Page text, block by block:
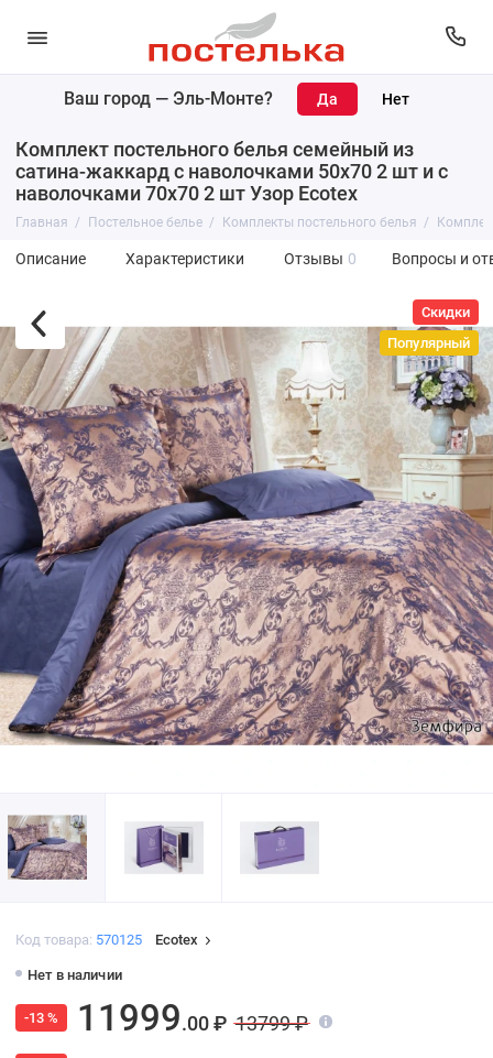
Ваш город — Эль-Монте?
Комплект постельного белья семейный из
сатина-жаккард с наволочками 50х70 2 шт и с
наволочками 70х70 2 шт Узор Ecotex
Главная Постельное белье Комплекты постельного белья
Описание Характеристики Отзывы 0 Вопросы и
Скидки
Популярный
Код товара: 570125 Ecotex
Нет в наличии
-13 % 11999.00 ₽ 13799 ₽